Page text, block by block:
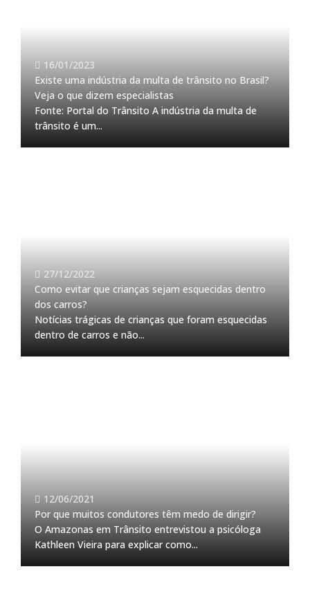
16/01/2023
Existe uma indústria da multa de trânsito no Brasil?
Veja o que dizem especialistas
Fonte: Portal do Trânsito A indústria da multa de
trânsito é um...
27/12/2022
Como evitar que crianças sejam esquecidas dentro
dos carros?
Notícias trágicas de crianças que foram esquecidas
dentro de carros e não...
12/06/2021
Por que muitos condutores têm medo de dirigir?
O Amazonas em Trânsito entrevistou a psicóloga
Kathleen Vieira para explicar como...